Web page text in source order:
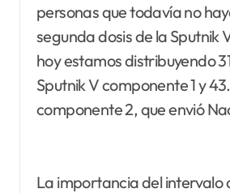
personas que todavía no
segunda dosis de la Sputnik
hoy estamos distribuyendo
Sputnik V componente 1 y
componente 2, que envió
La importancia del intervalo